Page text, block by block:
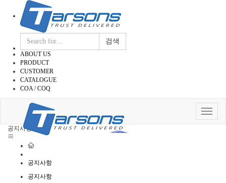
검색
ABOUT US
PRODUCT
CUSTOMER
CATALOGUE
COA / COQ
Toggle
공지사항
공지사항
공지사항